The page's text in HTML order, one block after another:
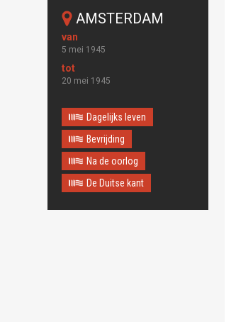
AMSTERDAM
5 mei 1945
20 mei 1945
Dagelijks leven
Bevrijding
Na de oorlog
De Duitse kant